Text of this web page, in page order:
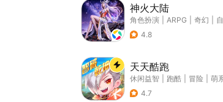
神火大陆
角色扮演 ARPG 奇幻
4.8
天天酷跑
休闲益智 跑酷 冒险
萌
4.7